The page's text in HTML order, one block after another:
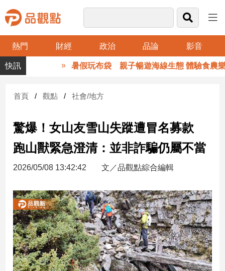
熱門 財經 政治 品論 影音
品
觀
財
台
財
新
產
經/
股
市
房
地
產
暑假玩布袋 親子暢遊海線生態 體驗食農樂趣
首頁 觀點 社會/地方
驚爆！女山友雪山失蹤遭冒名募款
跑山獸緊急澄清：並非詐騙仍屬不當
2026/05/08 13:42:42 文／品觀點綜合編輯